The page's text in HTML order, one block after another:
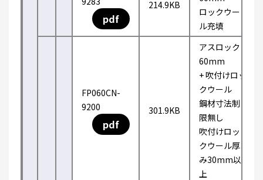
pdf
214.9KB
ロックウー
ル充填
FP060CN-
9200
pdf
301.9KB
アスロック
60mm
+ 吹付けロッ
クウール
鋼材寸法制
限無し
吹付けロッ
クウール厚
み30mm以
上